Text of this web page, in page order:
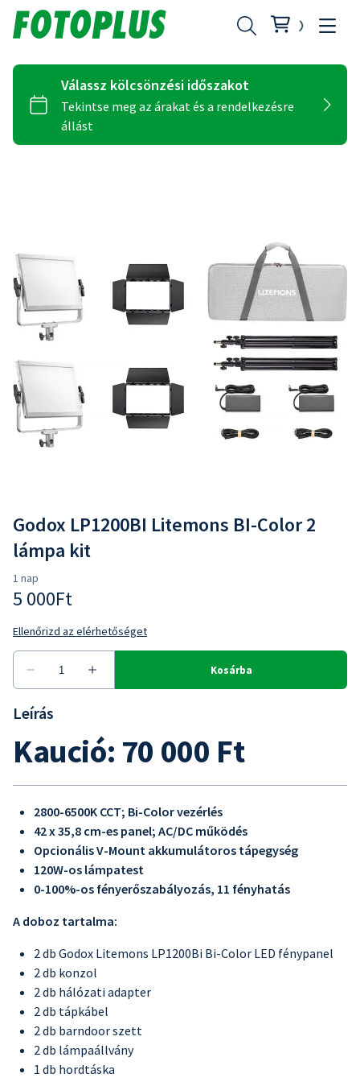
Godox LP1200BI Litemons BI-Color 2
lámpa kit
Leírás
Kaució: 70 000 Ft
2800-6500K CCT; Bi-Color vezérlés
42 x 35,8 cm-es panel; AC/DC működés
Opcionális V-Mount akkumulátoros tápegység
120W-os lámpatest
0-100%-os fényerőszabályozás, 11 fényhatás
A doboz tartalma:
2 db Godox Litemons LP1200Bi Bi-Color LED fénypanel
2 db konzol
2 db hálózati adapter
2 db tápkábel
2 db barndoor szett
2 db lámpaállvány
1 db hordtáska